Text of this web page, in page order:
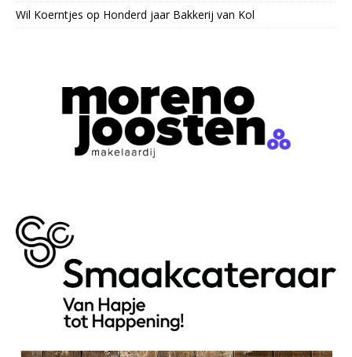
Wil Koerntjes op Honderd jaar Bakkerij van Kol